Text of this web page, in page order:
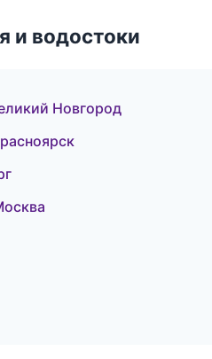
и водостоки
Новгород